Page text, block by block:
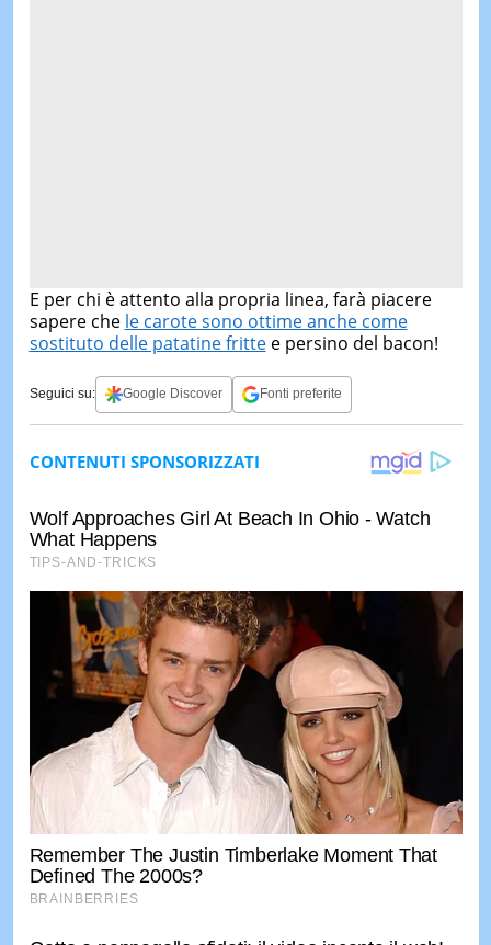
E per chi è attento alla propria linea, farà piacere
sapere che le carote sono ottime anche come
sostituto delle patatine frittee persino del bacon!
Seguici su: Google Discover Fonti preferite